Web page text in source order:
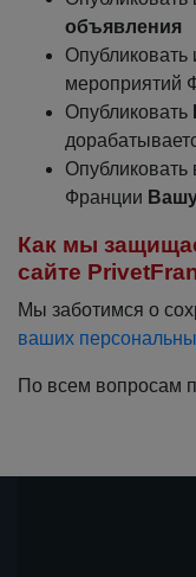
объявления
мероприятий
Опубликовать
Опубликовать
Франции
Как мы
сайте
Мы заботимся о
ваших
По всем вопросам